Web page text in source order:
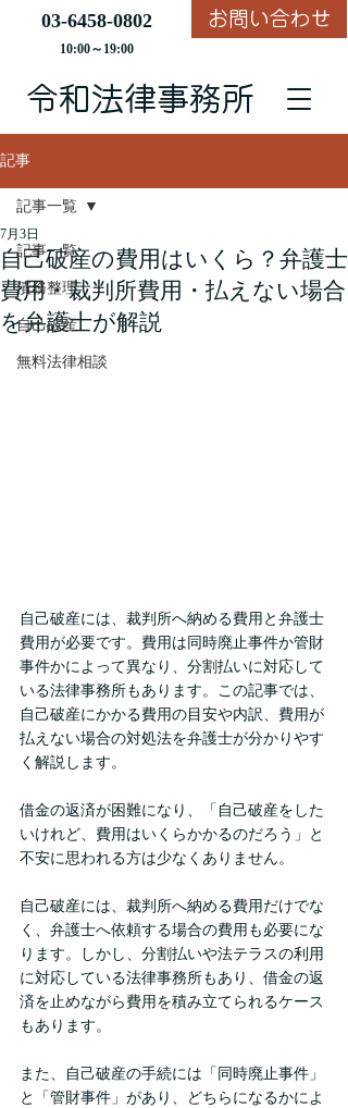
03-6458-0802
10:00～19:00
お問い合わせ
​令和法律事務所
記事
記事一覧
債務整理
自己破産
無料法律相談
記事一覧
自己破産の費用はいくら？弁護士
費用・裁判所費用・払えない場合
を弁護士が解説
7月3日
自己破産には、裁判所へ納める費用と弁護士
費用が必要です。費用は同時廃止事件か管財
事件かによって異なり、分割払いに対応して
いる法律事務所もあります。この記事では、
自己破産にかかる費用の目安や内訳、費用が
払えない場合の対処法を弁護士が分かりやす
く解説します。
借金の返済が困難になり、「自己破産をした
いけれど、費用はいくらかかるのだろう」と
不安に思われる方は少なくありません。
自己破産には、裁判所へ納める費用だけでな
く、弁護士へ依頼する場合の費用も必要にな
ります。しかし、分割払いや法テラスの利用
に対応している法律事務所もあり、借金の返
済を止めながら費用を積み立てられるケース
もあります。
また、自己破産の手続には「同時廃止事件」
と「管財事件」があり、どちらになるかによ